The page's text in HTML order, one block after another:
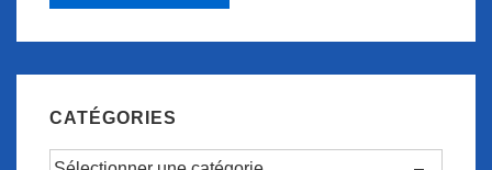
CATÉGORIES
Catégories